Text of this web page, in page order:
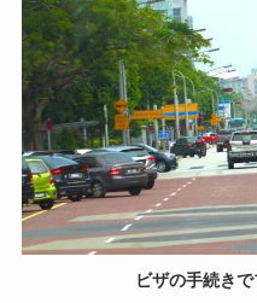
ビザの手続き